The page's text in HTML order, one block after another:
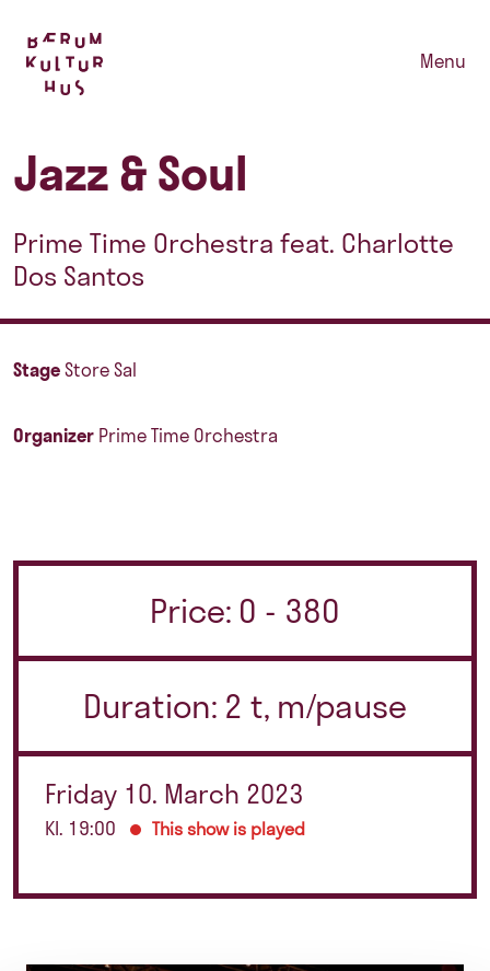
Menu
Jazz & Soul
Prime Time Orchestra feat. Charlotte
Dos Santos
StageStore Sal
Organizer Prime Time Orchestra
Price: 0 - 380
Duration: 2 t, m/pause
Friday 10. March 2023
Kl. 19:00 This show is played